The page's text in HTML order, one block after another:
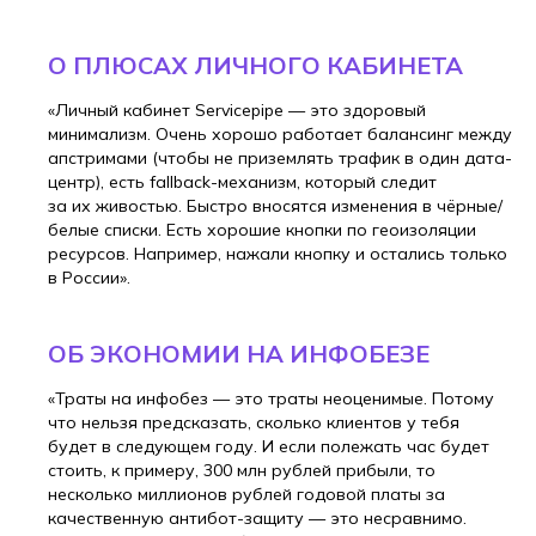
О ПЛЮСАХ ЛИЧНОГО КАБИНЕТА
«Личный кабинет Servicepipe — это здоровый
минимализм. Очень хорошо работает балансинг между
апстримами (чтобы не приземлять трафик в один дата-
центр), есть fallback-механизм, который следит
за их живостью. Быстро вносятся изменения в чёрные/
белые списки. Есть хорошие кнопки по геоизоляции
ресурсов. Например, нажали кнопку и остались только
в России».
ОБ ЭКОНОМИИ НА ИНФОБЕЗЕ
«Траты на инфобез — это траты неоценимые. Потому
что нельзя предсказать, сколько клиентов у тебя
будет в следующем году. И если полежать час будет
стоить, к примеру, 300 млн рублей прибыли, то
несколько миллионов рублей годовой платы за
качественную антибот-защиту — это несравнимо.